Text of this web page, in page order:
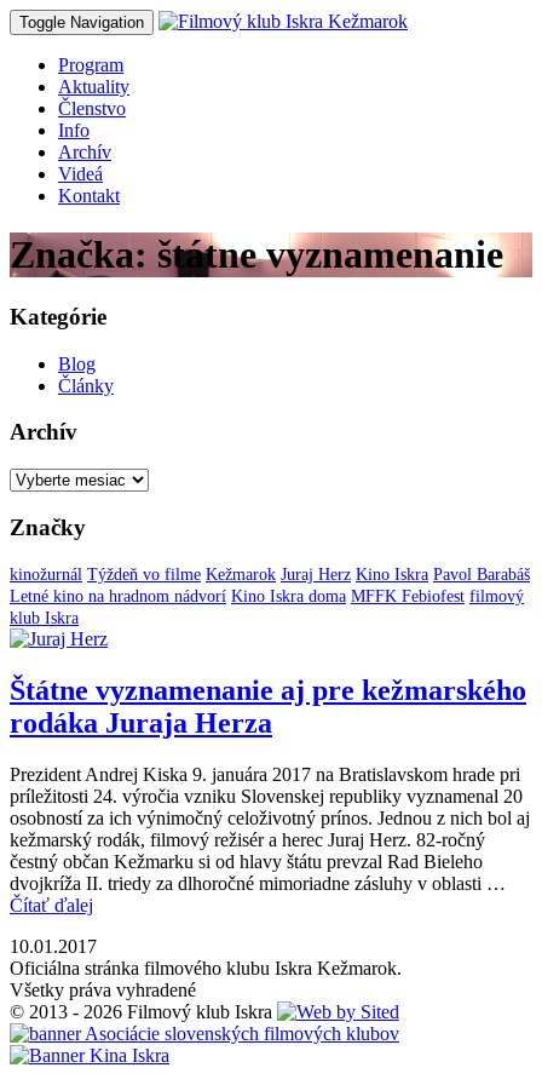
Toggle Navigation
Program
Aktuality
Členstvo
Info
Archív
Videá
Kontakt
Značka: štátne vyznamenanie
Kategórie
Blog
Články
Archív
Archív
Značky
kinožurnál Týždeň vo filme Kežmarok Juraj Herz Kino Iskra Pavol Barabáš
Letné kino na hradnom nádvorí Kino Iskra doma MFFK Febiofest filmový
klub Iskra
Štátne vyznamenanie aj pre kežmarského
rodáka Juraja Herza
Prezident Andrej Kiska 9. januára 2017 na Bratislavskom hrade pri
príležitosti 24. výročia vzniku Slovenskej republiky vyznamenal 20
osobností za ich výnimočný celoživotný prínos. Jednou z nich bol aj
kežmarský rodák, filmový režisér a herec Juraj Herz. 82-ročný
čestný občan Kežmarku si od hlavy štátu prevzal Rad Bieleho
dvojkríža II. triedy za dlhoročné mimoriadne zásluhy v oblasti …
Čítať ďalej
10.01.2017
Oficiálna stránka filmového klubu Iskra Kežmarok.
Všetky práva vyhradené
© 2013 - 2026 Filmový klub Iskra